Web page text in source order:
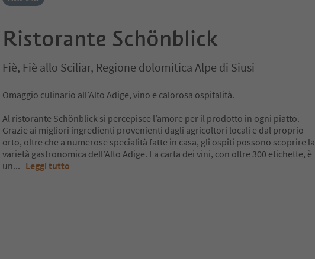
Ristorante Schönblick
Fiè, Fiè allo Sciliar, Regione dolomitica Alpe di Siusi
Omaggio culinario all’Alto Adige, vino e calorosa ospitalità.
Al ristorante Schönblick si percepisce l’amore per il prodotto in ogni piatto.
Grazie ai migliori ingredienti provenienti dagli agricoltori locali e dal proprio
orto, oltre che a numerose specialità fatte in casa, gli ospiti possono scoprire la
varietà gastronomica dell’Alto Adige. La carta dei vini, con oltre 300 etichette, è
un... Leggi tutto